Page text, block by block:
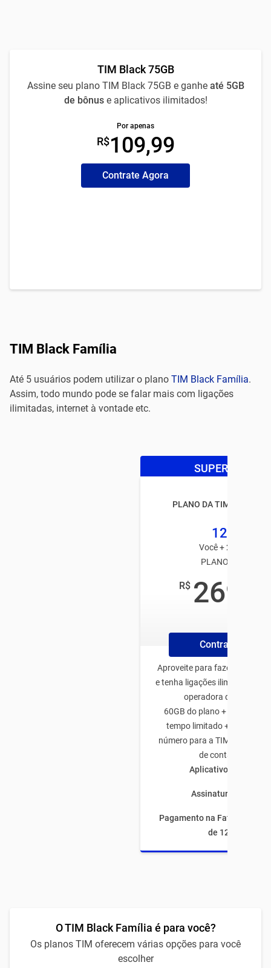
TIM Black 75GB
Assine seu plano TIM Black 75GB e ganhe até 5GB
de bônus e aplicativos ilimitados!
Por apenas
R$109,99
Contrate Agora
TIM Black Família
Até 5 usuários podem utilizar o plano TIM Black Família.
Assim, todo mundo pode se falar mais com ligações
ilimitadas, internet à vontade etc.
SUPER OFERTA
PLANO DA TIM BLACK
125GB
Você + 2 usuários
PLANO TIM PÓS
R$ 269
Contrate Plano
Aproveite para fazer o plano
e tenha ligações ilimitadas
operadora de todo
60GB do plano + 50GB de
tempo limitado + 5GB
número para a TIM + 10GB
de conta C6 Bank
Aplicativos
Assinaturas
Pagamento na Fatura com
de 12 meses
O TIM Black Família é para você?
Os planos TIM oferecem várias opções para você
escolher